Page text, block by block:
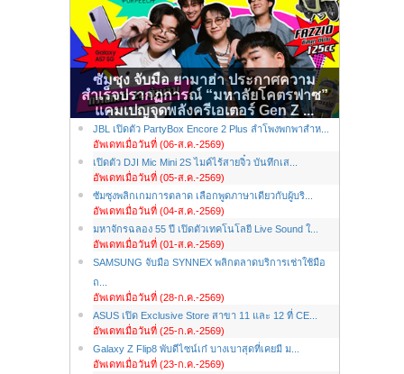
ซัมซุง จับมือ ยามาฮ่า ประกาศความ
สำเร็จปรากฏการณ์ “มหาลัยโคตรฟาซ”
แคมเปญจุดพลังครีเอเตอร์ Gen Z ...
JBL เปิดตัว PartyBox Encore 2 Plus ลำโพงพกพาสำห...
อัพเดทเมื่อวันที่ (06-ส.ค.-2569)
เปิดตัว DJI Mic Mini 2S ไมค์ไร้สายจิ๋ว บันทึกเส...
อัพเดทเมื่อวันที่ (05-ส.ค.-2569)
ซัมซุงพลิกเกมการตลาด เลือกพูดภาษาเดียวกับผู้บริ...
อัพเดทเมื่อวันที่ (04-ส.ค.-2569)
มหาจักรฉลอง 55 ปี เปิดตัวเทคโนโลยี Live Sound ใ...
อัพเดทเมื่อวันที่ (01-ส.ค.-2569)
SAMSUNG จับมือ SYNNEX พลิกตลาดบริการเช่าใช้มือ
ถ...
อัพเดทเมื่อวันที่ (28-ก.ค.-2569)
ASUS เปิด Exclusive Store สาขา 11 และ 12 ที่ CE...
อัพเดทเมื่อวันที่ (25-ก.ค.-2569)
Galaxy Z Flip8 พับดีไซน์เก๋ บางเบาสุดที่เคยมี ม...
อัพเดทเมื่อวันที่ (23-ก.ค.-2569)